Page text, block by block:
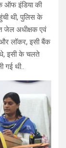
ऑफ इंडिया की
थी, पुलिस के
जेल अधीक्षक एवं
लॉकर, इसी बैंक
इसी के चलते
गई थी..